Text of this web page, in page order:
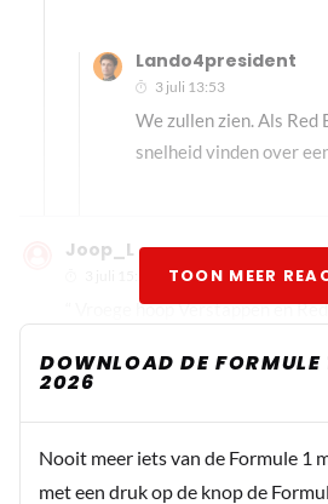
Lando4president
3 juli 13:53
We zullen zien. Als
snelheid vinden over
Joop_L
“ Vroege hoop Verstappen en
Er staat op deze site een artikel
TOON MEER
DOWNLOAD DE FORMULE
2026
Nooit meer iets van de Formule 1
met een druk op de knop de